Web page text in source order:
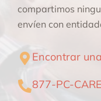
compartimos
envíen con
Encontrar
877-PC-